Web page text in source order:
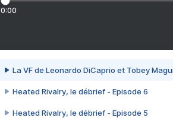
0:00
La VF de Leonardo DiCaprio et Tobey
Heated Rivalry, le débrief - Episode 6
Heated Rivalry, le débrief - Episode 5